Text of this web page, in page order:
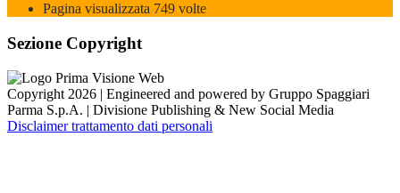
Pagina visualizzata 749 volte
Sezione Copyright
Copyright 2026 | Engineered and powered by Gruppo Spaggiari
Parma S.p.A. | Divisione Publishing & New Social Media
Disclaimer trattamento dati personali